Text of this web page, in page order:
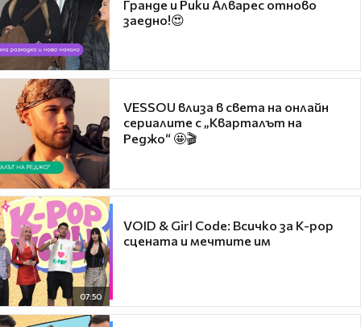
Гранде и Рики Алварес отново
заедно!😍
VESSOU влиза в света на онлайн
сериалите с „Кварталът на
Реджо“ 🤩🎬
07:50
VOID & Girl Code: Всичко за K-pop
сцената и мечтите им